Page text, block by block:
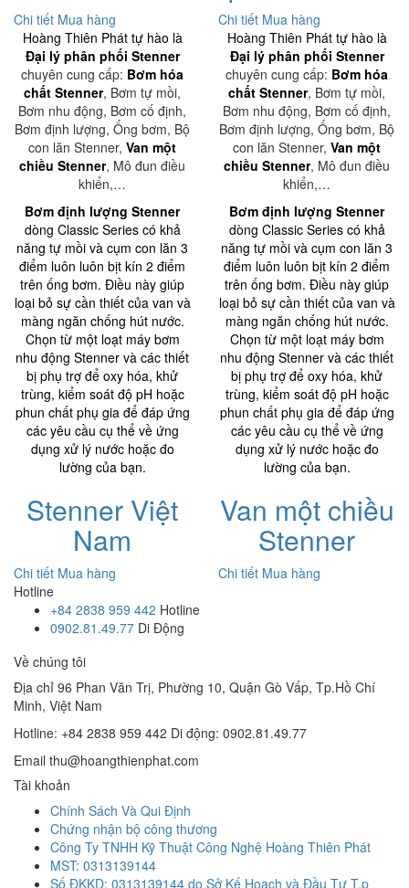
Chi tiết Mua hàng Chi tiết Mua hàng
Hoàng Thiên Phát tự hào là
Đại lý phân phối Stenner
chuyên cung cấp: Bơm hóa
chất Stenner, Bơm tự mồi,
Bơm nhu động, Bơm cố định,
Bơm định lượng, Ống bơm, Bộ
con lăn Stenner, Van một
chiều Stenner, Mô đun điều
khiển,…
Bơm định lượng Stenner
dòng Classic Series có khả
năng tự mồi và cụm con lăn 3
điểm luôn luôn bịt kín 2 điểm
trên ống bơm. Điều này giúp
loại bỏ sự cần thiết của van và
màng ngăn chống hút nước.
Chọn từ một loạt máy bơm
nhu động Stenner và các thiết
bị phụ trợ để oxy hóa, khử
trùng, kiểm soát độ pH hoặc
phun chất phụ gia để đáp ứng
các yêu cầu cụ thể về ứng
dụng xử lý nước hoặc đo
lường của bạn.
Stenner Việt
Nam
Chi tiết Mua hàng
Hoàng Thiên Phát tự hào là
Đại lý phân phối Stenner
chuyên cung cấp: Bơm hóa
chất Stenner, Bơm tự mồi,
Bơm nhu động, Bơm cố định,
Bơm định lượng, Ống bơm, Bộ
con lăn Stenner, Van một
chiều Stenner, Mô đun điều
khiển,…
Bơm định lượng Stenner
dòng Classic Series có khả
năng tự mồi và cụm con lăn 3
điểm luôn luôn bịt kín 2 điểm
trên ống bơm. Điều này giúp
loại bỏ sự cần thiết của van và
màng ngăn chống hút nước.
Chọn từ một loạt máy bơm
nhu động Stenner và các thiết
bị phụ trợ để oxy hóa, khử
trùng, kiểm soát độ pH hoặc
phun chất phụ gia để đáp ứng
các yêu cầu cụ thể về ứng
dụng xử lý nước hoặc đo
lường của bạn.
Van một chiều
Stenner
Chi tiết Mua hàng
Hotline
+84 2838 959 442 Hotline
0902.81.49.77 Di Động
Về chúng tôi
Địa chỉ 96 Phan Văn Trị, Phường 10, Quận Gò Vấp, Tp.Hồ Chí
Minh, Việt Nam
Hotline: +84 2838 959 442 Di động: 0902.81.49.77
Email thu@hoangthienphat.com
Tài khoản
Chính Sách Và Qui Định
Chứng nhận bộ công thương
Công Ty TNHH Kỹ Thuật Công Nghệ Hoàng Thiên Phát
MST: 0313139144
Số ĐKKD: 0313139144 do Sở Kế Hoạch và Đầu Tư T.p